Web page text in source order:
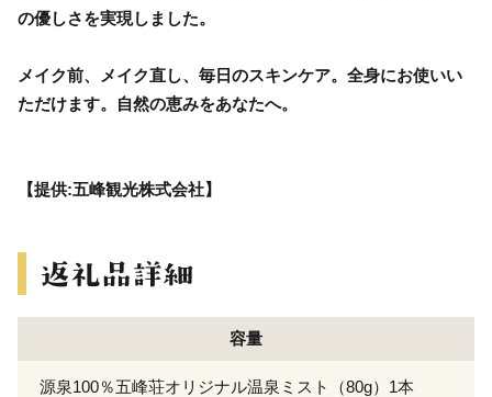
の優しさを実現しました。
メイク前、メイク直し、毎日のスキンケア。全身にお使いい
ただけます。自然の恵みをあなたへ。
【提供:五峰観光株式会社】
容量
源泉100％五峰荘オリジナル温泉ミスト（80g）1本